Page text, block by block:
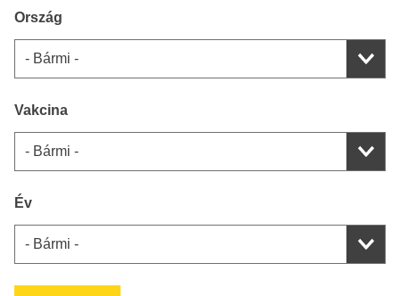
Ország
Vakcina
Év